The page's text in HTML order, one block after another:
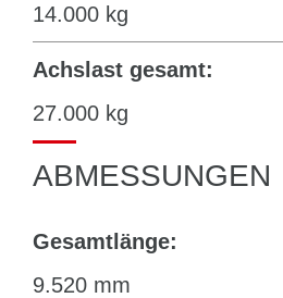
14.000 kg
Achslast gesamt:
27.000 kg
ABMESSUNGEN
Gesamtlänge:
9.520 mm